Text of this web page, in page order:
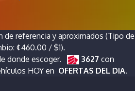
de referencia y aproximados (Tipo de
¢460.00 / $1).
donde escoger. 3627 con
HOY en OFERTAS DEL DIA.